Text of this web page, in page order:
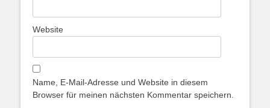
Website
Name, E-Mail-Adresse und Website in diesem
Browser für meinen nächsten Kommentar speichern.